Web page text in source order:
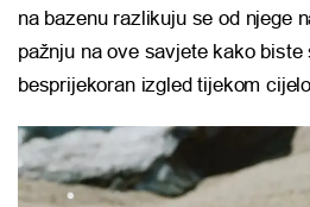
na bazenu razlikuju se od njege
pažnju na ove savjete kako biste
besprijekoran izgled tijekom